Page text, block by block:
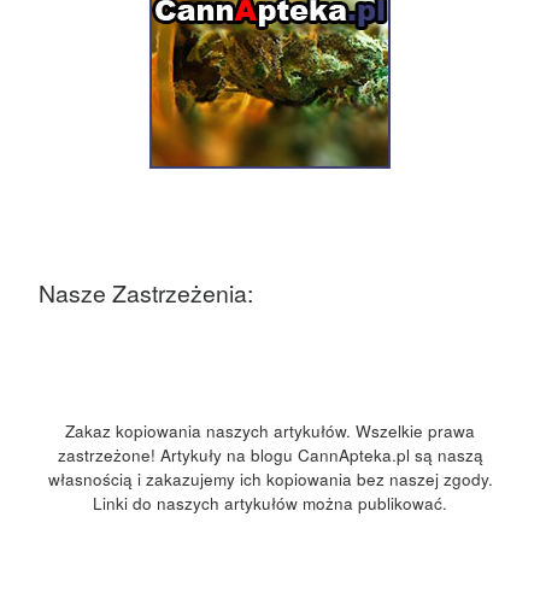
Nasze Zastrzeżenia:
Zakaz kopiowania naszych artykułów. Wszelkie prawa
zastrzeżone! Artykuły na blogu CannApteka.pl są naszą
własnością i zakazujemy ich kopiowania bez naszej zgody.
Linki do naszych artykułów można publikować.